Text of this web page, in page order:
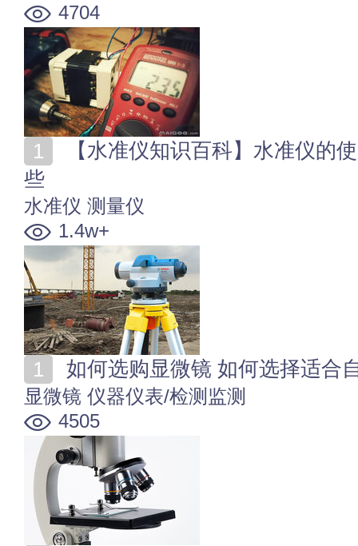
4704
些
水准仪 测量仪
1.4w+
如何选购显微镜 如何选择适合
显微镜 仪器仪表/检测监测
4505